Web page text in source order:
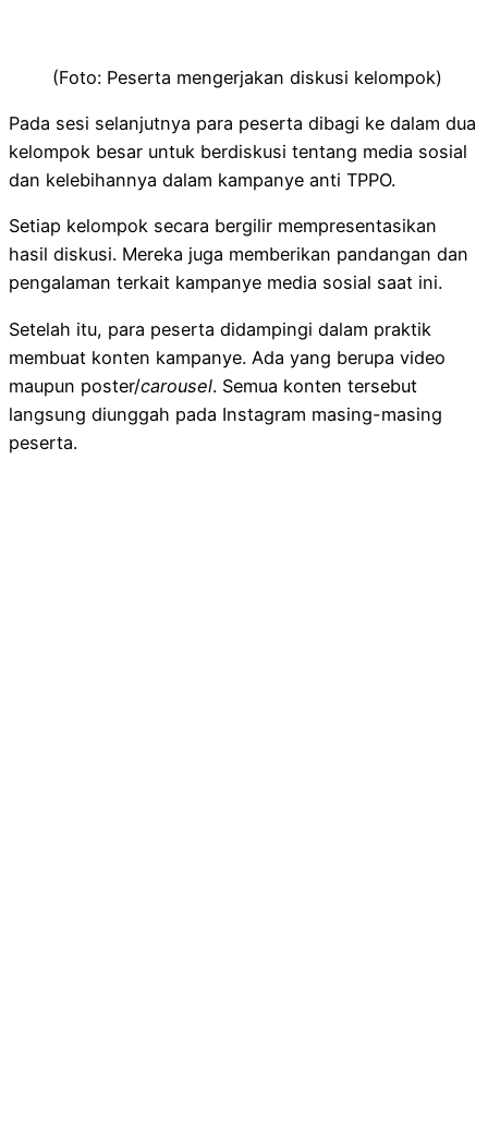
(Foto: Peserta mengerjakan diskusi kelompok)
Pada sesi selanjutnya para peserta dibagi ke dalam dua
kelompok besar untuk berdiskusi tentang media sosial
dan kelebihannya dalam kampanye anti TPPO.
Setiap kelompok secara bergilir mempresentasikan
hasil diskusi. Mereka juga memberikan pandangan dan
pengalaman terkait kampanye media sosial saat ini.
Setelah itu, para peserta didampingi dalam praktik
membuat konten kampanye. Ada yang berupa video
maupun poster/carousel. Semua konten tersebut
langsung diunggah pada Instagram masing-masing
peserta.